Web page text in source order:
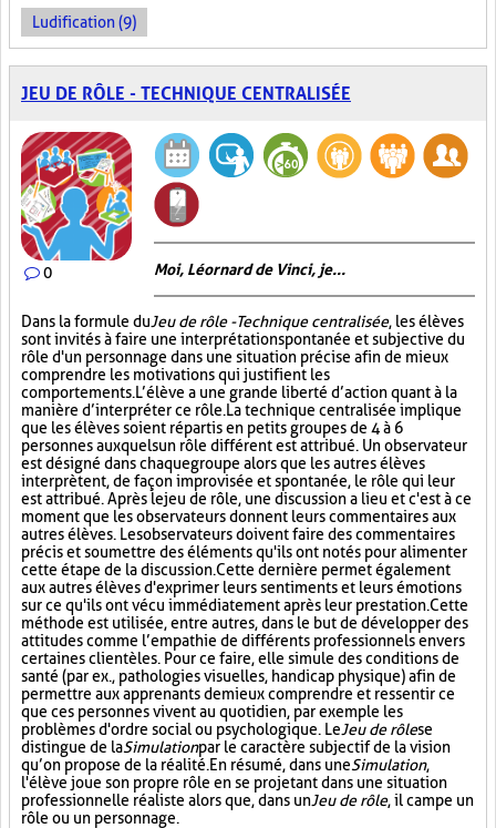
Ludification (9)
JEU DE RÔLE - TECHNIQUE CENTRALISÉE
0 Moi, Léornard de Vinci, je...
Dans la formule duJeu de rôle - Technique centralisée, les élèves
sont invités à faire une interprétation spontanée et subjective du
rôle d'un personnage dans une situation précise afin de mieux
comprendre les motivations qui justifient les
comportements. L’élève a une grande liberté d’action quant à la
manière d’interpréter ce rôle. La technique centralisée implique
que les élèves soient répartis en petits groupes de 4 à 6
personnes auxquels un rôle différent est attribué. Un observateur
est désigné dans chaque groupe alors que les autres élèves
interprètent, de façon improvisée et spontanée, le rôle qui leur
est attribué. Après le jeu de rôle, une discussion a lieu et c'est à ce
moment que les observateurs donnent leurs commentaires aux
autres élèves. Les observateurs doivent faire des commentaires
précis et soumettre des éléments qu'ils ont notés pour alimenter
cette étape de la discussion. Cette dernière permet également
aux autres élèves d'exprimer leurs sentiments et leurs émotions
sur ce qu'ils ont vécu immédiatement après leur prestation. Cette
méthode est utilisée, entre autres, dans le but de développer des
attitudes comme l’empathie de différents professionnels envers
certaines clientèles. Pour ce faire, elle simule des conditions de
santé (par ex., pathologies visuelles, handicap physique) afin de
permettre aux apprenants de mieux comprendre et ressentir ce
que ces personnes vivent au quotidien, par exemple les
problèmes d'ordre social ou psychologique. LeJeu de rôlese
distingue de laSimulationpar le caractère subjectif de la vision
qu’on propose de la réalité. En résumé, dans uneSimulation,
l'élève joue son propre rôle en se projetant dans une situation
professionnelle réaliste alors que, dans unJeu de rôle, il campe un
rôle ou un personnage.